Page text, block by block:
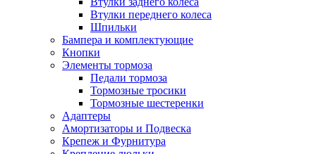
Втулки переднего колеса
Шпильки
Бампера и комплектующие
Кнопки
Элементы тормоза
Педали тормоза
Тормозные тросики
Тормозные шестеренки
Адаптеры
Амортизаторы и Подвеска
Крепеж и Фурнитура